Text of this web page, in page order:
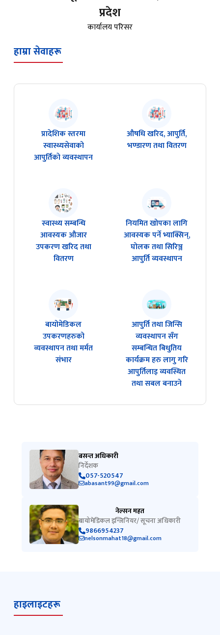
प्रदेश
कार्यालय परिसर
हाम्रा सेवाहरू
प्रादेशिक स्तरमा
स्वास्थ्यसेवाको
आपुर्तिकाे व्यवस्थापन
औषधि खरिद, आपुर्ति,
भण्डारण तथा वितरण
स्वास्थ्य सम्बन्धि
आवस्यक औजार
उपकरण खरिद तथा
वितरण
नियमित खोपका लागि
आवस्यक पर्ने भ्याक्सिन्,
घोलक तथा सिरिञ्ज
आपुर्ति व्यवस्थापन
बायोमेडिकल
उपकरणहरुको
व्यवस्थापन तथा मर्मत
संभार
आपुर्ति तथा जिन्सि
व्यवस्थापन सँग
सम्बन्धित बिधुतिय
कार्यक्रम हरु लागु गरि
आपुर्तिलाइ व्यवस्थित
तथा सबल बनाउने
बसन्त अधिकारी
निर्देशक
057-520547
abasant99@gmail.com
नेल्सन महत
बायोमेडिकल इन्जिनियर/ सूचना अधिकारी
9866954237
nelsonmahat18@gmail.com
हाइलाइटहरू